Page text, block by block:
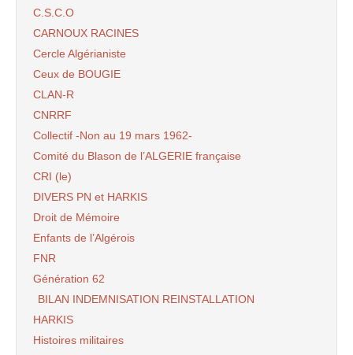
C.S.C.O
CARNOUX RACINES
Cercle Algérianiste
Ceux de BOUGIE
CLAN-R
CNRRF
Collectif -Non au 19 mars 1962-
Comité du Blason de l’ALGERIE française
CRI (le)
DIVERS PN et HARKIS
Droit de Mémoire
Enfants de l’Algérois
FNR
Génération 62
BILAN INDEMNISATION REINSTALLATION
HARKIS
Histoires militaires